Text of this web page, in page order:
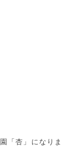
「杏」になりま